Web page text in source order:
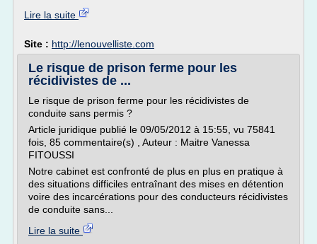
Lire la suite
Site : http://lenouvelliste.com
Le risque de prison ferme pour les
récidivistes de ...
Le risque de prison ferme pour les récidivistes de
conduite sans permis ?
Article juridique publié le 09/05/2012 à 15:55, vu 75841
fois, 85 commentaire(s) , Auteur : Maitre Vanessa
FITOUSSI
Notre cabinet est confronté de plus en plus en pratique à
des situations difficiles entraînant des mises en détention
voire des incarcérations pour des conducteurs récidivistes
de conduite sans...
Lire la suite